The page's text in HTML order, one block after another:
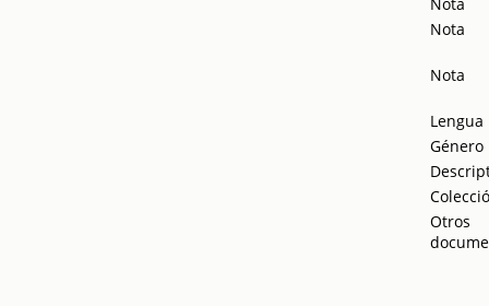
Nota
Nota
Lengua
Género
Otros